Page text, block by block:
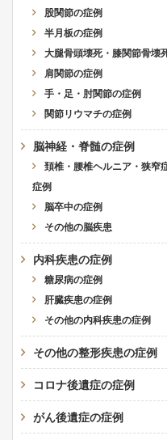
股関節の症例
半月板の症例
大腿骨頭壊死・膝関節骨壊
肩関節の症例
手・足・肘関節の症例
関節リウマチの症例
脳神経・脊髄の症例
頚椎・腰椎ヘルニア・狭窄
症例
脳卒中の症例
その他の脳疾患
内科疾患の症例
糖尿病の症例
肝臓疾患の症例
その他の内科疾患の症例
その他の整形疾患の症例
コロナ後遺症の症例
がん後遺症の症例